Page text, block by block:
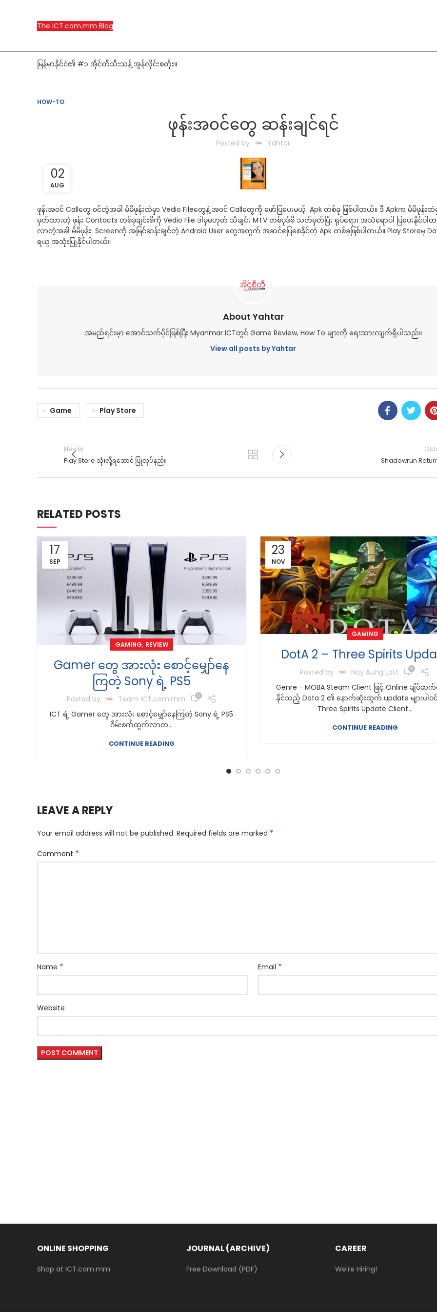
The ICT.com.mm Blog
မြန်မာနိုင်ငံ၏ #၁ အိုင်တီသီးသန့် အွန်လိုင်းစတိုး။
HOW-TO
ဖုန်းအ၀င်တွေ ဆန်းချင်ရင်
Posted by Yahtar
02
AUG
ဖုန်းအ၀င် Callတွေ ၀င်တဲ့အခါ မိမိဖုန်းထဲမှာ Vedio Fileတွေနဲ့ အ၀င် Callတွေကို ဖော်ပြပေးမယ့် Apk တစ်ခု ဖြစ်ပါတယ်။ ဒီ Apkက မိမိဖုန်းထဲ
မှတ်ထားတဲ့ ဖုန်း Contacts တစ်ခုချင်းစီကို Vedio File ဒါမှမဟုတ် သီချင်း MTV တစ်ပုဒ်စီ သတ်မှတ်ပြီး ရုပ်ရော၊ အသံရောပါ ပြပေးနိုင်ပါတ
လာတဲ့အခါ မိမိဖုန်း Screenကို အမြင်ဆန်းချင်တဲ့ Android User တွေအတွက် အဆင်ပြေစေနိုင်တဲ့ Apk တစ်ခုဖြစ်ပါတယ်။ Play Storeမှ
ရယူ အသုံးပြုနိုင်ပါတယ်။
About Yahtar
အမည်ရင်းမှာ အောင်သက်ပိုင်ဖြစ်ပြီး Myanmar ICTတွင် Game Review, How To များကို ရေးသားလျက်ရှိပါသည်။
View all posts by Yahtar
Game Play Store
Newer
Play Store သုံးလို့ရအောင် ပြုလုပ်နည်း
Shadowrun
RELATED POSTS
17
SEP
GAMING, REVIEW
Gamer တွေ အားလုံး စောင့်မျှော်နေ
ကြတဲ့ Sony ရဲ့ PS5
Posted by Team ICT.com.mm 0
ICT ရဲ့ Gamer တွေ အားလုံး စောင့်မျှော်နေကြတဲ့ Sony ရဲ့ PS5
ဂိမ်းစက်ထွက်လာတ...
CONTINUE READING
23
NOV
GAMING
DotA 2 – Three Spirits
Posted by Nay Aung Latt 0
Genre - MOBA Steam Client ဖြင့် Online ချိပ်ဆ
နိုင်သည့် Dota 2 ၏ နောက်ဆုံးထွက် update များပါ
Three Spirits Update Client...
CONTINUE READING
LEAVE A REPLY
Your email address will not be published. Required fields are marked *
Comment *
Name * Email *
Website
ONLINE SHOPPING
Shop at ICT.com.mm
JOURNAL (ARCHIVE)
Free Download (PDF)
CAREER
We're Hiring!